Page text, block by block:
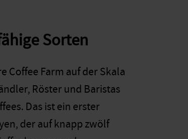
Sorten
Coffee Farm auf der Skala
Röster und Baristas
Das ist ein erster
der auf knapp zwölf